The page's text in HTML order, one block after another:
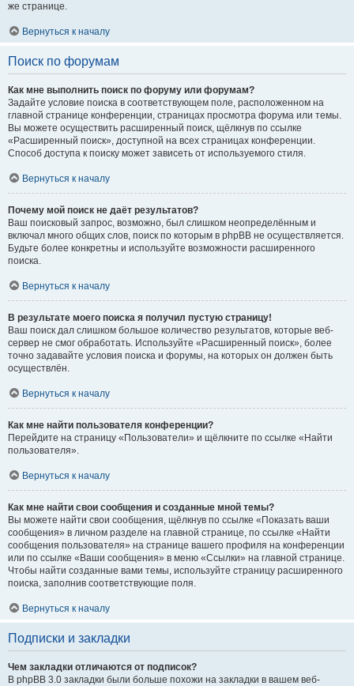
же странице.
Вернуться к началу
Поиск по форумам
Как мне выполнить поиск по форуму или форумам?
Задайте условие поиска в соответствующем поле, расположенном на
главной странице конференции, страницах просмотра форума или темы.
Вы можете осуществить расширенный поиск, щёлкнув по ссылке
«Расширенный поиск», доступной на всех страницах конференции.
Способ доступа к поиску может зависеть от используемого стиля.
Вернуться к началу
Почему мой поиск не даёт результатов?
Ваш поисковый запрос, возможно, был слишком неопределённым и
включал много общих слов, поиск по которым в phpBB не осуществляется.
Будьте более конкретны и используйте возможности расширенного
поиска.
Вернуться к началу
В результате моего поиска я получил пустую страницу!
Ваш поиск дал слишком большое количество результатов, которые веб-
сервер не смог обработать. Используйте «Расширенный поиск», более
точно задавайте условия поиска и форумы, на которых он должен быть
осуществлён.
Вернуться к началу
Как мне найти пользователя конференции?
Перейдите на страницу «Пользователи» и щёлкните по ссылке «Найти
пользователя».
Вернуться к началу
Как мне найти свои сообщения и созданные мной темы?
Вы можете найти свои сообщения, щёлкнув по ссылке «Показать ваши
сообщения» в личном разделе на главной странице, по ссылке «Найти
сообщения пользователя» на странице вашего профиля на конференции
или по ссылке «Ваши сообщения» в меню «Ссылки» на главной странице.
Чтобы найти созданные вами темы, используйте страницу расширенного
поиска, заполнив соответствующие поля.
Вернуться к началу
Подписки и закладки
Чем закладки отличаются от подписок?
В phpBB 3.0 закладки были больше похожи на закладки в вашем веб-